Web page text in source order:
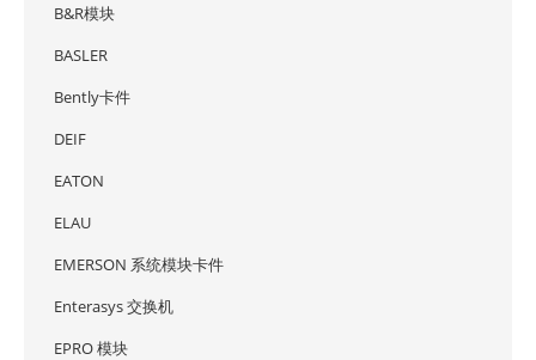
B&R模块
BASLER
Bently卡件
DEIF
EATON
ELAU
EMERSON 系统模块卡件
Enterasys 交换机
EPRO 模块